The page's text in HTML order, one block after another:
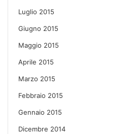
Luglio 2015
Giugno 2015
Maggio 2015
Aprile 2015
Marzo 2015
Febbraio 2015
Gennaio 2015
Dicembre 2014